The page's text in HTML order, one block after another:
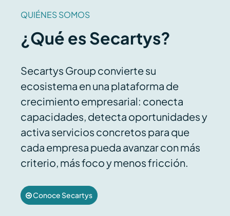
QUIÉNES SOMOS
¿Qué es Secartys?
Secartys Group convierte su
ecosistema en una plataforma de
crecimiento empresarial: conecta
capacidades, detecta oportunidades y
activa servicios concretos para que
cada empresa pueda avanzar con más
criterio, más foco y menos fricción.
Conoce Secartys